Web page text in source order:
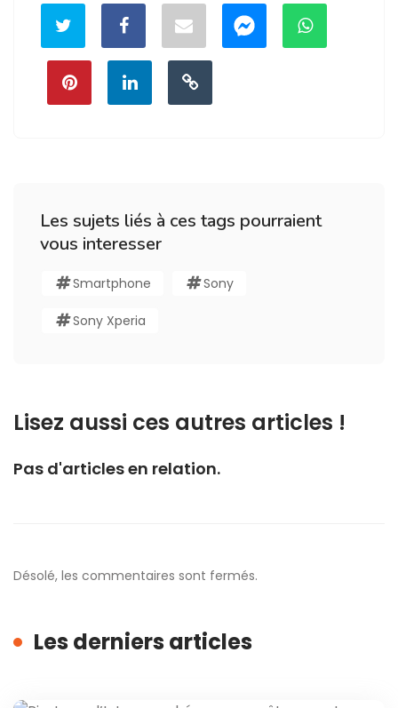
Les sujets liés à ces tags pourraient
vous interesser
Smartphone Sony
Sony Xperia
Lisez aussi ces autres articles !
Pas d'articles en relation.
Désolé, les commentaires sont fermés.
Les derniers articles